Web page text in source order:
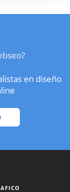
en diseño